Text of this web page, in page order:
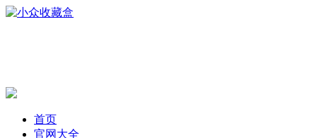
首页
官网大全